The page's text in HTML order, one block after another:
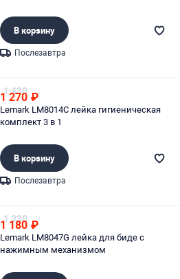
В корзину
Послезавтра
1 430
1 270 ₽
Lemark LM8014C лейка гигиеническая
комплект 3 в 1
В корзину
Послезавтра
1 330
1 180 ₽
Lemark LM8047G лейка для биде с
нажимным механизмом